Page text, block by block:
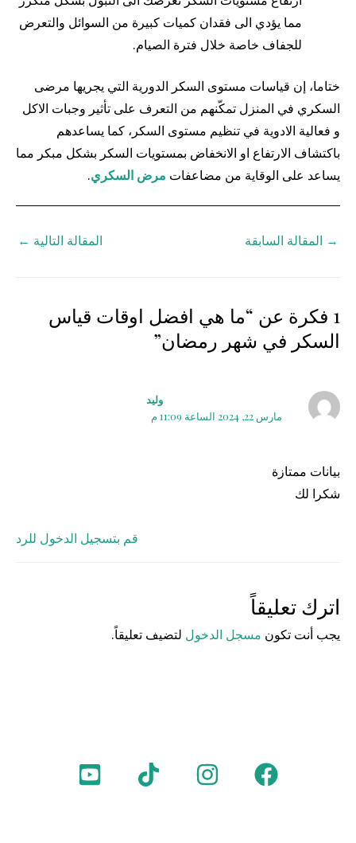
مما يؤدي الى فقدان كميات كبيرة من السوائل والتعرض
للجفاف خاصة خلال فترة الصيام.
ختاما، إن قياسات مستوى السكر الدورية التي يجريها مرضى
السكري في المنزل تمكّنهم من التعرف على تأثير وجبات الاكل
و فعالية الادوية في تنظيم مستوى السكر، كما يساعدهم
باكتشاف الارتفاع او الانخفاض بمستويات السكر بشكل مبكر مما
يساعد على الوقاية من مضاعفات مرض السكري.
→ المقالة السابقة المقالة التالية ←
1 فكرة عن “ما هي افضل اوقات قياس
السكر في شهر رمضان”
وليد
مارس 22, 2024 الساعة 11:09 م
بيانات ممتازة
شكرا لك
قم بتسجيل الدخول للرد
اترك تعليقاً
يجب أنت تكون مسجل الدخول لتضيف تعليقاً.